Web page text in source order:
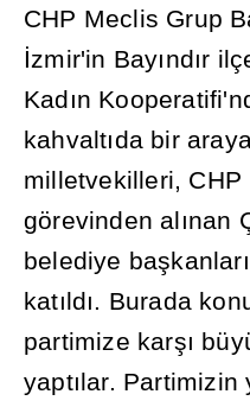
CHP Meclis Grup
İzmir'in Bayındır
Kadın
kahvaltıda bir
milletvekilleri, CHP
görevinden alınan
belediye başkanları
katıldı. Burada
partimize karşı
yaptılar. Partimizin